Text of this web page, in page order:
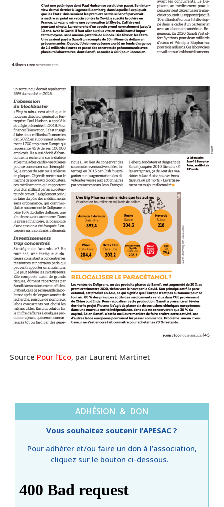
Source Pour l’Eco, par Laurent Martinet
ADHÉSION & DON
Vous souhaitez soutenir l’APESAC ?
Pour adhérer et/ou faire un don à l’association,
cliquez sur le bouton ci-dessous.